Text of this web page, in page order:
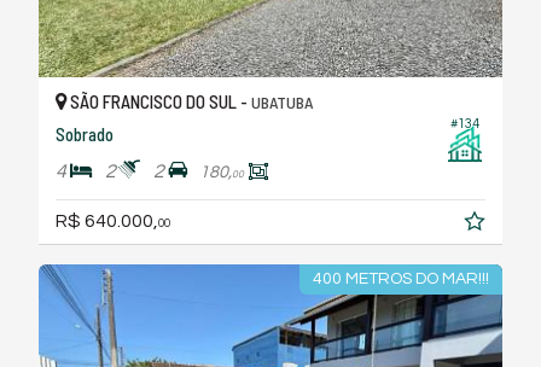
#134
SÃO FRANCISCO DO SUL - UBATUBA
Sobrado
4 2 2 180,00
R$ 640.000, 00
400 METROS DO MAR!!!